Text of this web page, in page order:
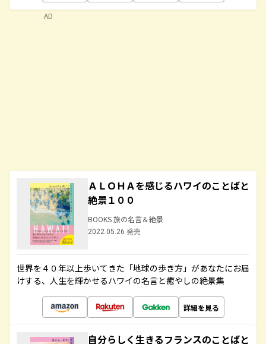
ＡＬＯＨＡを感じるハワイのことばと
絶景１００
BOOKS 旅の名言＆絶景
2022.05.26 発売
世界を４０年以上歩いてきた「地球の歩き方」があなたにお届
けする、人生を輝かせるハワイの名言と癒やしの絶景集
詳細を見る
自分らしく生きるフランスのことばと
AD